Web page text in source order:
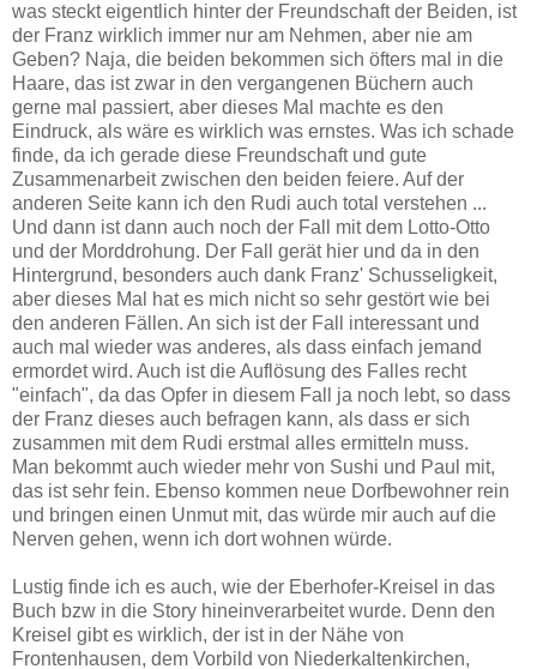
was steckt eigentlich hinter der Freundschaft der Beiden, ist
der Franz wirklich immer nur am Nehmen, aber nie am
Geben? Naja, die beiden bekommen sich öfters mal in die
Haare, das ist zwar in den vergangenen Büchern auch
gerne mal passiert, aber dieses Mal machte es den
Eindruck, als wäre es wirklich was ernstes. Was ich schade
finde, da ich gerade diese Freundschaft und gute
Zusammenarbeit zwischen den beiden feiere. Auf der
anderen Seite kann ich den Rudi auch total verstehen ...
Und dann ist dann auch noch der Fall mit dem Lotto-Otto
und der Morddrohung. Der Fall gerät hier und da in den
Hintergrund, besonders auch dank Franz' Schusseligkeit,
aber dieses Mal hat es mich nicht so sehr gestört wie bei
den anderen Fällen. An sich ist der Fall interessant und
auch mal wieder was anderes, als dass einfach jemand
ermordet wird. Auch ist die Auflösung des Falles recht
"einfach", da das Opfer in diesem Fall ja noch lebt, so dass
der Franz dieses auch befragen kann, als dass er sich
zusammen mit dem Rudi erstmal alles ermitteln muss.
Man bekommt auch wieder mehr von Sushi und Paul mit,
das ist sehr fein. Ebenso kommen neue Dorfbewohner rein
und bringen einen Unmut mit, das würde mir auch auf die
Nerven gehen, wenn ich dort wohnen würde.
Lustig finde ich es auch, wie der Eberhofer-Kreisel in das
Buch bzw in die Story hineinverarbeitet wurde. Denn den
Kreisel gibt es wirklich, der ist in der Nähe von
Frontenhausen, dem Vorbild von Niederkaltenkirchen,